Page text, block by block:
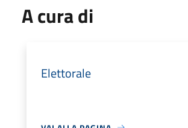
A cura di
Elettorale